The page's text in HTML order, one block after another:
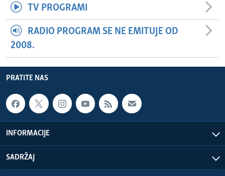
TV PROGRAMI
RADIO PROGRAM SE NE EMITUJE OD
2008.
PRATITE NAS
INFORMACIJE
SADRŽAJ